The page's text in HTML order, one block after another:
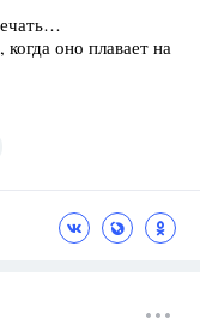
оно плавает на